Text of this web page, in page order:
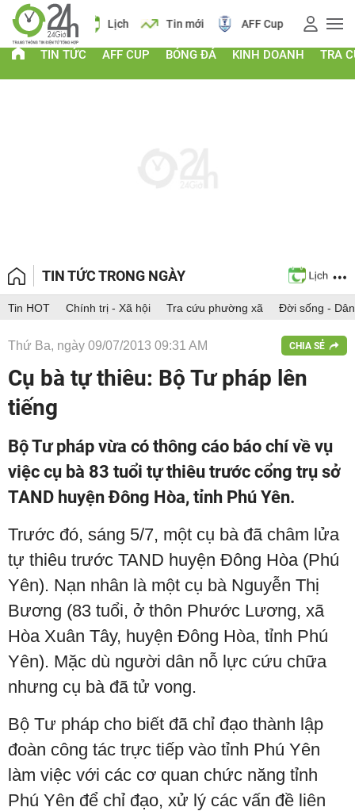
Lịch Tin mới AFF Cup Giá vàng
TIN TỨC AFF CUP BÓNG ĐÁ KINH DOANH TRA
TIN TỨC TRONG NGÀY
Tin HOT Chính trị - Xã hội Tra cứu phường xã Đời sống -
Thứ Ba, ngày 09/07/2013 09:31 AM CHIA SẺ
Cụ bà tự thiêu: Bộ Tư pháp lên
tiếng
Bộ Tư pháp vừa có thông cáo báo chí về vụ
việc cụ bà 83 tuổi tự thiêu trước cổng trụ sở
TAND huyện Đông Hòa, tỉnh Phú Yên.
Trước đó, sáng 5/7, một cụ bà đã châm lửa
tự thiêu trước TAND huyện Đông Hòa (Phú
Yên). Nạn nhân là một cụ bà Nguyễn Thị
Bương (83 tuổi, ở thôn Phước Lương, xã
Hòa Xuân Tây, huyện Đông Hòa, tỉnh Phú
Yên). Mặc dù người dân nỗ lực cứu chữa
nhưng cụ bà đã tử vong.
Bộ Tư pháp cho biết đã chỉ đạo thành lập
đoàn công tác trực tiếp vào tỉnh Phú Yên
làm việc với các cơ quan chức năng tỉnh
Phú Yên để chỉ đạo, xử lý các vấn đề liên